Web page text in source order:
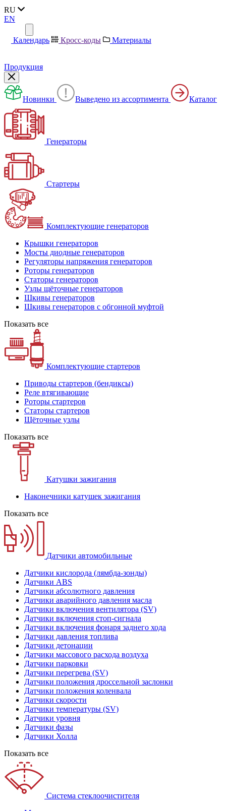
RU
EN
Календарь Кросс-коды Материалы
Продукция
Новинки Выведено из ассортимента Каталог
Генераторы
Стартеры
Комплектующие генераторов
Крышки генераторов
Мосты диодные генераторов
Регуляторы напряжения генераторов
Роторы генераторов
Статоры генераторов
Узлы щёточные генераторов
Шкивы генераторов
Шкивы генераторов с обгонной муфтой
Показать все
Комплектующие стартеров
Приводы стартеров (бендиксы)
Реле втягивающие
Роторы стартеров
Статоры стартеров
Щёточные узлы
Показать все
Катушки зажигания
Наконечники катушек зажигания
Показать все
Датчики автомобильные
Датчики кислорода (лямбда-зонды)
Датчики ABS
Датчики абсолютного давления
Датчики аварийного давления масла
Датчики включения вентилятора (SV)
Датчики включения стоп-сигнала
Датчики включения фонаря заднего хода
Датчики давления топлива
Датчики детонации
Датчики массового расхода воздуха
Датчики парковки
Датчики перегрева (SV)
Датчики положения дроссельной заслонки
Датчики положения коленвала
Датчики скорости
Датчики температуры (SV)
Датчики уровня
Датчики фазы
Датчики Холла
Показать все
Система стеклоочистителя